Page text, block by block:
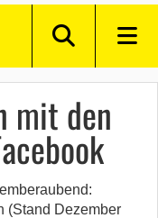
mit den
(Stand Dezember